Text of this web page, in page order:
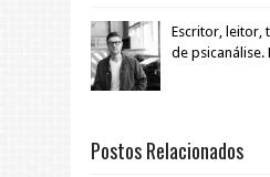
Escritor, leitor,
de psicanálise.
Postos Relacionados